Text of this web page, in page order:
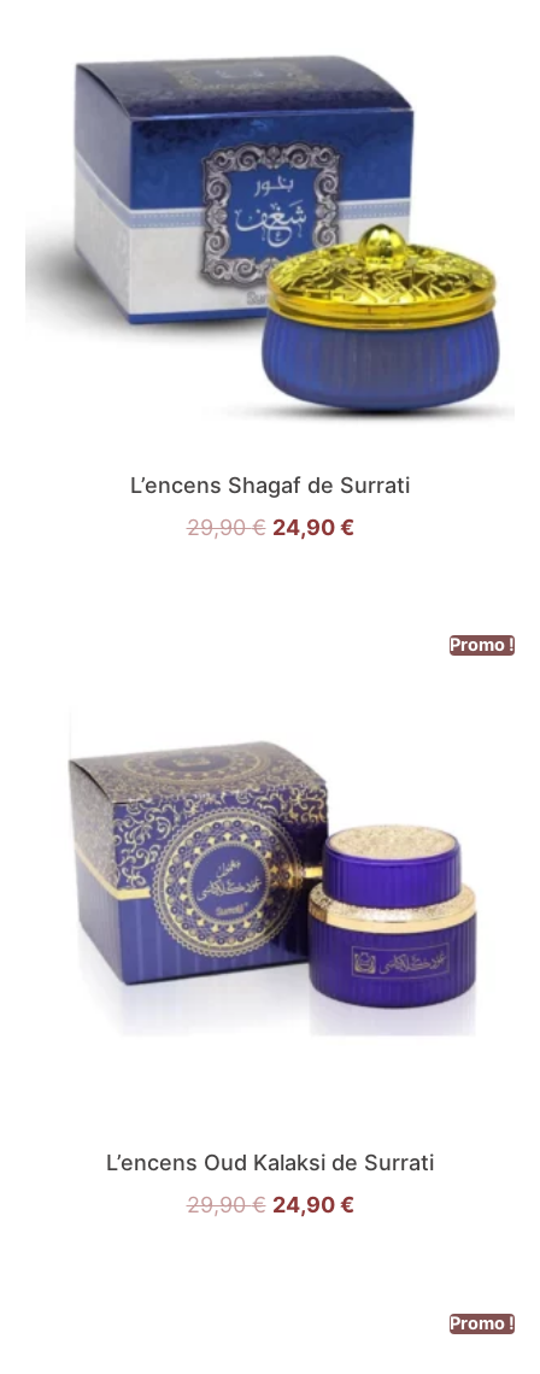
L’encens Shagaf de Surrati
29,90€ 24,90€
Promo !
L’encens Oud Kalaksi de Surrati
29,90€ 24,90€
Promo !